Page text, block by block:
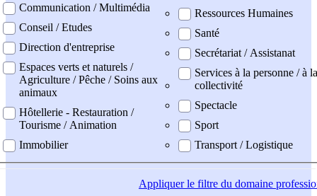
Communication / Multimédia
Conseil / Etudes
Direction d'entreprise
Espaces verts et naturels /
Agriculture / Pêche / Soins aux
animaux
Hôtellerie - Restauration /
Tourisme / Animation
Immobilier
Ressources Humaines
Santé
Secrétariat / Assistanat
Services à la personne / à la
collectivité
Spectacle
Sport
Transport / Logistique
Appliquerle filtre du domaine